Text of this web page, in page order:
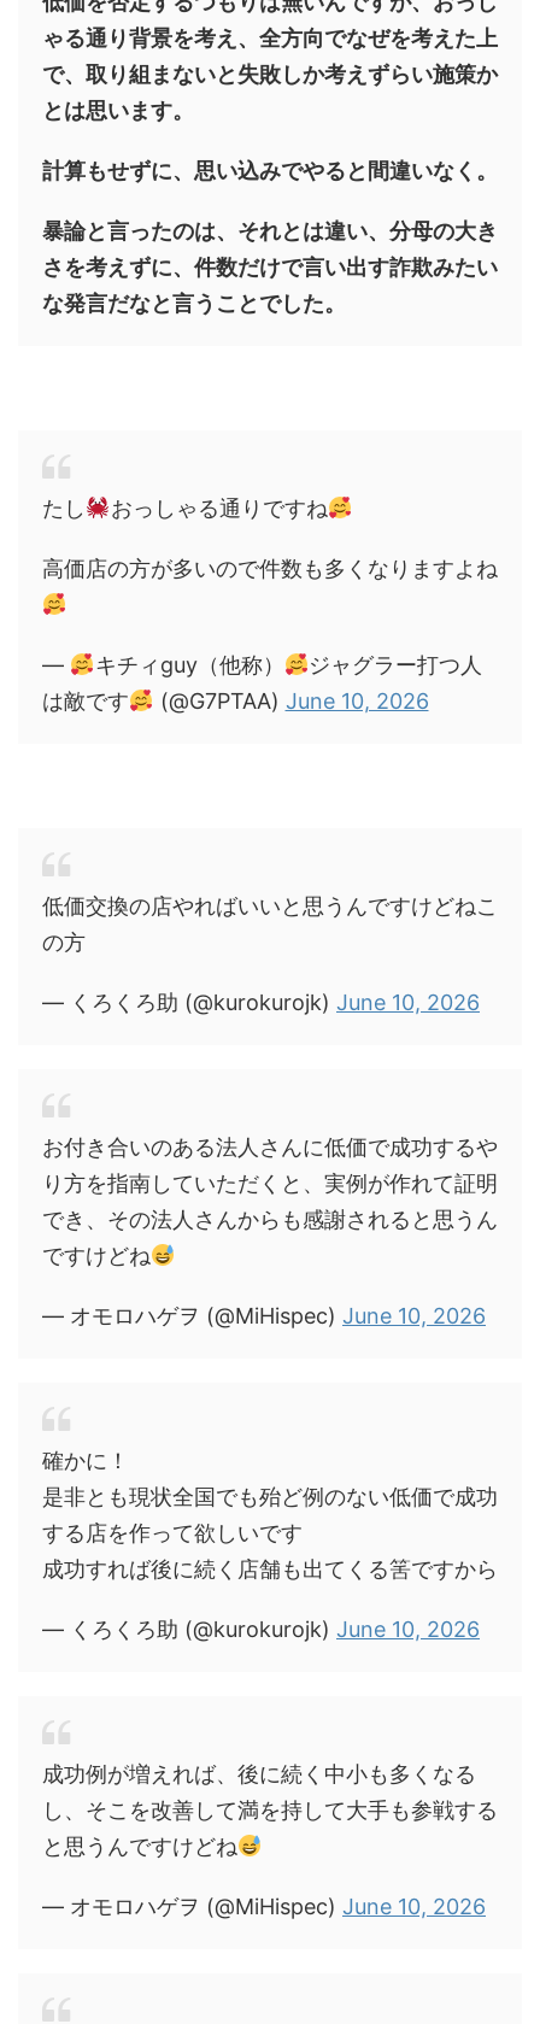
ゃる通り背景を考え、全方向でなぜを考えた上
で、取り組まないと失敗しか考えずらい施策か
とは思います。
計算もせずに、思い込みでやると間違いなく。
暴論と言ったのは、それとは違い、分母の大き
さを考えずに、件数だけで言い出す詐欺みたい
な発言だなと言うことでした。
たし おっしゃる通りですね
高価店の方が多いので件数も多くなりますよね
— キチィguy（他称）
ジャグラー打つ人
は敵です
(@G7PTAA) June 10, 2026
低価交換の店やればいいと思うんですけどねこ
の方
— くろくろ助 (@kurokurojk) June 10, 2026
お付き合いのある法人さんに低価で成功するや
り方を指南していただくと、実例が作れて証明
でき、その法人さんからも感謝されると思うん
ですけどね
— オモロハゲヲ (@MiHispec) June 10, 2026
確かに！
是非とも現状全国でも殆ど例のない低価で成功
する店を作って欲しいです
成功すれば後に続く店舗も出てくる筈ですから
— くろくろ助 (@kurokurojk) June 10, 2026
成功例が増えれば、後に続く中小も多くなる
し、そこを改善して満を持して大手も参戦する
と思うんですけどね
— オモロハゲヲ (@MiHispec) June 10, 2026